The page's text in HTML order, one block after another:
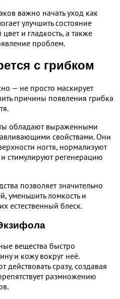
важно начать уход как
улучшить состояние
и гладкость, а также
проблем.
с грибком
— не просто маскирует
причины появления грибка
обладают выраженными
свойствами. Они
ногтя, нормализуют
стимулируют регенерацию
позволяет значительно
уменьшить ломкость и
естественный блеск.
вещества быстро
и кожу вокруг неё.
действовать сразу, создавая
размножению